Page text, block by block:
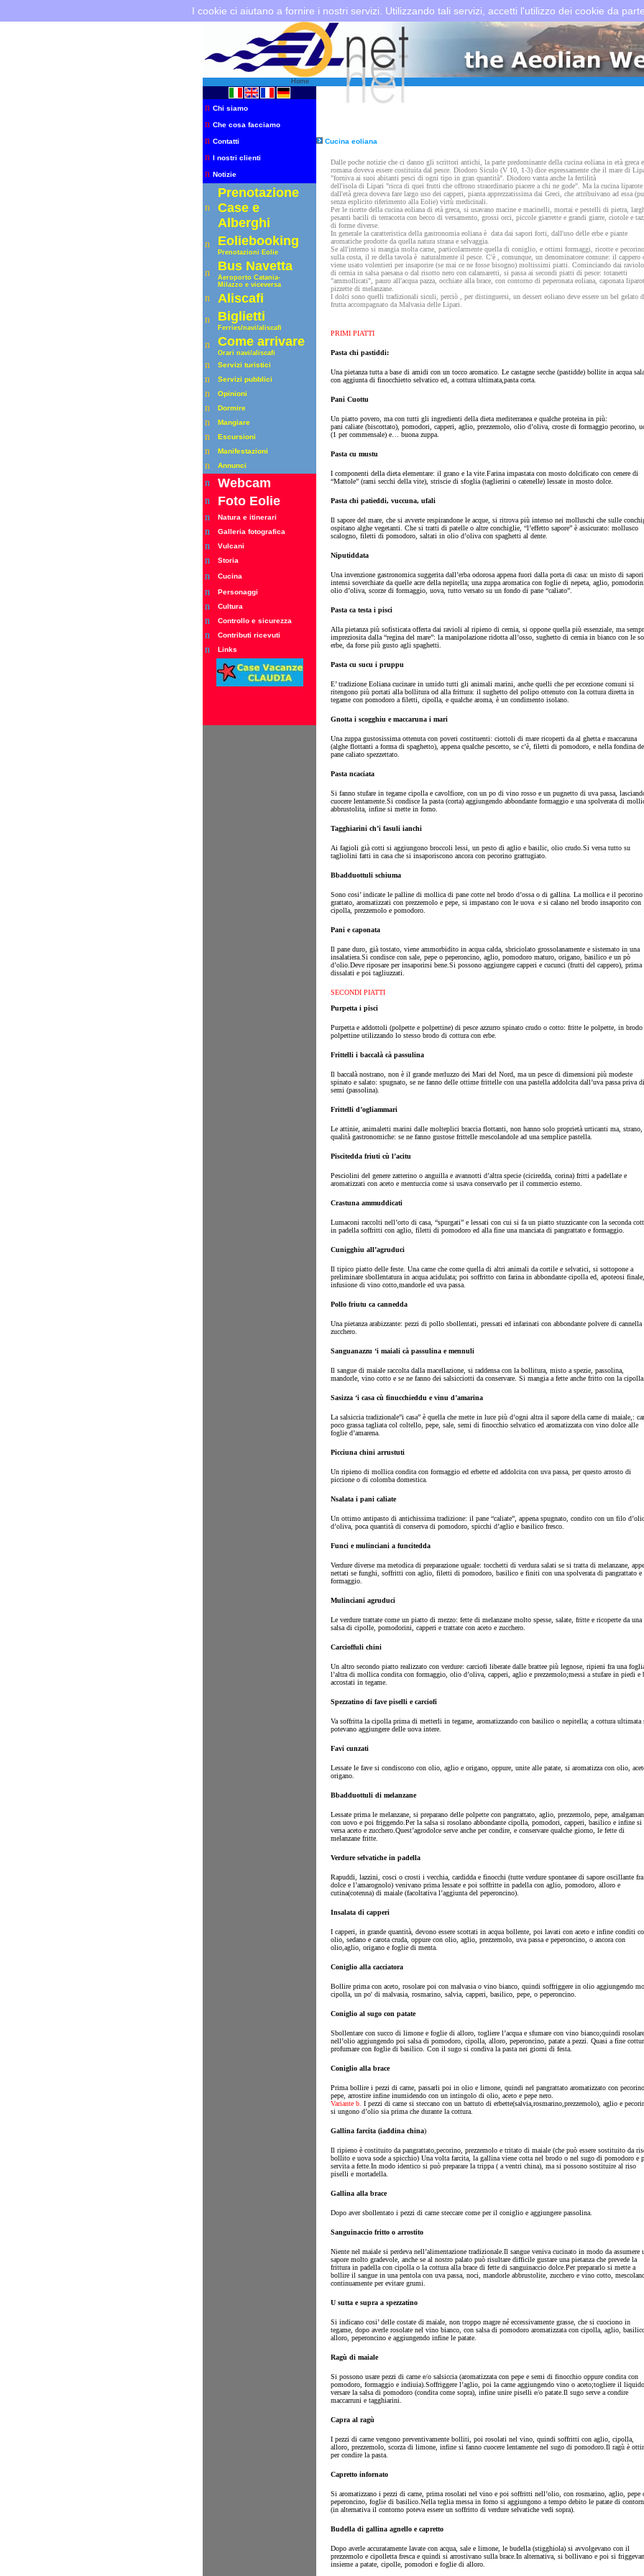
I cookie ci aiutano a fornire i nostri servizi. Utilizzando tali servizi, accetti l'utilizzo dei cookie da
Home
n Chi siamo
n Che cosa facciamo
n Contatti
n I nostri clienti
n Notizie
n
Prenotazione
Case e
Alberghi
n Eoliebooking
Prenotazioni Eolie
n Bus Navetta
Aeroporto Catania-
Milazzo e viceversa
n Aliscafi
n Biglietti
Ferries/navi/aliscafi
n Come arrivare
Orari navi/aliscafi
n Servizi turistici
n Servizi pubblici
n Opinioni
n Dormire
n Mangiare
n Escursioni
n Manifestazioni
n Annunci
n Webcam
n Foto Eolie
n Natura e itinerari
n Galleria fotografica
n Vulcani
n Storia
n Cucina
n Personaggi
n Cultura
n Controllo e sicurezza
n Contributi ricevuti
n Links
Cucina eoliana
Dalle poche notizie che ci danno gli scrittori antichi, la parte predominante della cucina eoliana in età greca e
romana doveva essere costituita dal pesce. Diodoro Siculo (V 10, 1-3) dice espressamente che il mare di
"forniva ai suoi abitanti pesci di ogni tipo in gran quantità". Diodoro vanta anche la fertilità
dell'isola di Lipari "ricca di quei frutti che offrono straordinario piacere a chi ne gode". Ma la cucina
dall'età greca doveva fare largo uso dei capperi, pianta apprezzatissima dai Greci, che attribuivano ad essa
senza esplicito riferimento alla Eolie) virtù medicinali.
Per le ricette della cucina eoliana di età greca, si usavano macine e macinelli, mortai e pestelli di pietra,
pesanti bacili di terracotta con becco di versamento, grossi orci, piccole giarrette e grandi giarre, ciotole e
di forme diverse.
In generale la caratteristica della gastronomia eoliana è data dai sapori forti, dall'uso delle erbe e piante
aromatiche prodotte da quella natura strana e selvaggia.
Se all'interno si mangia molta carne, particolarmente quella di coniglio, e ottimi formaggi, ricotte e pecorino,
sulla costa, il re della tavola è naturalmente il pesce. C'è , comunque, un denominatore comune: il cappero
viene usato volentieri per insaporire (se mai ce ne fosse bisogno) moltissimi piatti. Cominciando dai
di cernia in salsa paesana o dal risotto nero con calamaretti, si passa ai secondi piatti di pesce: totanetti
"ammollicati", pauro all'acqua pazza, occhiate alla brace, con contorno di peperonata eoliana, caponata
pizzette di melanzane.
I dolci sono quelli tradizionali siculi, perciò , per distinguersi, un dessert eoliano deve essere un bel gelato
frutta accompagnato da Malvasia delle Lipari.
PRIMI PIATTI
Pasta chi pastiddi:
Una pietanza tutta a base di amidi con un tocco aromatico. Le castagne secche (pastidde) bollite in acqua
con aggiunta di finocchietto selvatico ed, a cottura ultimata,pasta corta.
Pani Cuottu
Un piatto povero, ma con tutti gli ingredienti della dieta mediterranea e qualche proteina in più:
pani caliate (biscottato), pomodori, capperi, aglio, prezzemolo, olio d’oliva, croste di formaggio pecorino,
(1 per commensale) e… buona zuppa.
Pasta cu mustu
I componenti della dieta elementare: il grano e la vite.Farina impastata con mosto dolcificato con cenere di
“Mattole” (rami secchi della vite), striscie di sfoglia (taglierini o catenelle) lessate in mosto dolce.
Pasta chi patieddi, vuccuna, ufali
Il sapore del mare, che si avverte respirandone le acque, si ritrova più intenso nei molluschi che sulle
ospitano alghe vegetanti. Che si tratti di patelle o altre conchiglie, “l’effetto sapore” è assicurato: mollusco
scalogno, filetti di pomodoro, saltati in olio d’oliva con spaghetti al dente.
Niputiddata
Una invenzione gastronomica suggerita dall’erba odorosa appena fuori dalla porta di casa: un misto di sapori
intensi soverchiate da quelle acre della nepitella; una zuppa aromatica con foglie di nepeta, aglio, pomodorini,
olio d’oliva, scorze di formaggio, uova, tutto versato su un fondo di pane “caliato”.
Pasta ca testa i pisci
Alla pietanza più sofisticata offerta dai ravioli al ripieno di cernia, si oppone quella più essenziale, ma
impreziosita dalla “regina del mare”: la manipolazione ridotta all’osso, sughetto di cernia in bianco con le
erbe, da forse più gusto agli spaghetti.
Pasta cu sucu i pruppu
E’ tradizione Eoliana cucinare in umido tutti gli animali marini, anche quelli che per eccezione comuni si
ritengono più portati alla bollitura od alla frittura: il sughetto del polipo ottenuto con la cottura diretta in
tegame con pomodoro a filetti, cipolla, e qualche aroma, è un condimento isolano.
Gnotta i scogghiu e maccaruna i mari
Una zuppa gustosissima ottenuta con poveri costituenti: ciottoli di mare ricoperti da al ghetta e maccaruna
(alghe flottanti a forma di spaghetto), appena qualche pescetto, se c’è, filetti di pomodoro, e nella fondina
pane caliato spezzettato.
Pasta ncaciata
Si fanno stufare in tegame cipolla e cavolfiore, con un po di vino rosso e un pugnetto di uva passa,
cuocere lentamente.Si condisce la pasta (corta) aggiungendo abbondante formaggio e una spolverata di
abbrustolita, infine si mette in forno.
Tagghiarini ch’i fasuli ianchi
Ai fagioli già cotti si aggiungono broccoli lessi, un pesto di aglio e basilic, olio crudo.Si versa tutto su
tagliolini fatti in casa che si insaporiscono ancora con pecorino grattugiato.
Bbadduottuli schiuma
Sono cosi’ indicate le palline di mollica di pane cotte nel brodo d’ossa o di gallina. La mollica e il pecorino
grattato, aromatizzati con prezzemolo e pepe, si impastano con le uova e si calano nel brodo insaporito con
cipolla, prezzemolo e pomodoro.
Pani e caponata
Il pane duro, già tostato, viene ammorbidito in acqua calda, sbriciolato grossolanamente e sistemato in una
insalatiera.Si condisce con sale, pepe o peperoncino, aglio, pomodoro maturo, origano, basilico e un pò
d’olio.Deve riposare per insaporirsi bene.Si possono aggiungere capperi e cucunci (frutti del cappero), prima
dissalati e poi tagliuzzati.
SECONDI PIATTI
Purpetta i pisci
Purpetta e addottoli (polpette e polpettine) di pesce azzurro spinato crudo o cotto: fritte le polpette, in brodo
polpettine utilizzando lo stesso brodo di cottura con erbe.
Frittelli i baccalà cà passulina
Il baccalà nostrano, non è il grande merluzzo dei Mari del Nord, ma un pesce di dimensioni più modeste
spinato e salato: spugnato, se ne fanno delle ottime frittelle con una pastella addolcita dall’uva passa priva di
semi (passolina).
Frittelli d’ogliammari
Le attinie, animaletti marini dalle molteplici braccia flottanti, non hanno solo proprietà urticanti ma, strano,
qualità gastronomiche: se ne fanno gustose frittelle mescolandole ad una semplice pastella.
Piscitedda friuti cù l’acitu
Pesciolini del genere zatterino o anguilla e avannotti d’altra specie (ciciredda, corina) fritti a padellate e
aromatizzati con aceto e mentuccia come si usava conservarlo per il commercio esterno.
Crastuna ammuddicati
Lumaconi raccolti nell’orto di casa, “spurgati” e lessati con cui si fa un piatto stuzzicante con la seconda
in padella soffritti con aglio, filetti di pomodoro ed alla fine una manciata di pangrattato e formaggio.
Cunigghiu all’agruduci
Il tipico piatto delle feste. Una carne che come quella di altri animali da cortile e selvatici, si sottopone a
preliminare sbollentatura in acqua acidulata; poi soffritto con farina in abbondante cipolla ed, apoteosi
infusione di vino cotto,mandorle ed uva passa.
Pollo friutu ca cannedda
Una pietanza arabizzante: pezzi di pollo sbollentati, pressati ed infarinati con abbondante polvere di cannella
zucchero.
Sanguanazzu ‘i maiali cà passulina e mennuli
Il sangue di maiale raccolta dalla macellazione, si raddensa con la bollitura, misto a spezie, passolina,
mandorle, vino cotto e se ne fanno dei salsicciotti da conservare. Si mangia a fette anche fritto con la cipolla.
Sasizza ‘i casa cù finucchieddu e vinu d’amarina
La salsiccia tradizionale”i casa” è quella che mette in luce più d’ogni altra il sapore della carne di maiale,:
poco grassa tagliata col coltello, pepe, sale, semi di finocchio selvatico ed aromatizzata con vino dolce alle
foglie d’amarena.
Picciuna chini arrustuti
Un ripieno di mollica condita con formaggio ed erbette ed addolcita con uva passa, per questo arrosto di
piccione o di colomba domestica.
Nsalata i pani caliate
Un ottimo antipasto di antichissima tradizione: il pane “caliate”, appena spugnato, condito con un filo
d’oliva, poca quantità di conserva di pomodoro, spicchi d’aglio e basilico fresco.
Funci e mulinciani a funcitedda
Verdure diverse ma metodica di preparazione uguale: tocchetti di verdura salati se si tratta di melanzane,
nettati se funghi, soffritti con aglio, filetti di pomodoro, basilico e finiti con una spolverata di pangrattato e
formaggio.
Mulinciani agruduci
Le verdure trattate come un piatto di mezzo: fette di melanzane molto spesse, salate, fritte e ricoperte da una
salsa di cipolle, pomodorini, capperi e trattate con aceto e zucchero.
Carcioffuli chini
Un altro secondo piatto realizzato con verdure: carciofi liberate dalle brattee più legnose, ripieni fra una
l’altra di mollica condita con formaggio, olio d’oliva, capperi, aglio e prezzemolo;messi a stufare in piedi e
accostati in tegame.
Spezzatino di fave piselli e carciofi
Va soffritta la cipolla prima di metterli in tegame, aromatizzando con basilico o nepitella; a cottura ultimata
potevano aggiungere delle uova intere.
Favi cunzati
Lessate le fave si condiscono con olio, aglio e origano, oppure, unite alle patate, si aromatizza con olio,
origano.
Bbadduottuli di melanzane
Lessate prima le melanzane, si preparano delle polpette con pangrattato, aglio, prezzemolo, pepe,
con uovo e poi friggendo.Per la salsa si rosolano abbondante cipolla, pomodori, capperi, basilico e infine si
versa aceto e zucchero.Quest’agrodolce serve anche per condire, e conservare qualche giorno, le fette di
melanzane fritte.
Verdure selvatiche in padella
Rapuddi, lazzini, cosci o crosti i vecchia, cardidda e finocchi (tutte verdure spontanee di sapore oscillante
dolce e l’amarognolo) venivano prima lessate e poi soffritte in padella con aglio, pomodoro, alloro e
cutina(cotenna) di maiale (facoltativa l’aggiunta del peperoncino).
Insalata di capperi
I capperi, in grande quantità, devono essere scottati in acqua bollente, poi lavati con aceto e infine conditi
olio, sedano e carota cruda, oppure con olio, aglio, prezzemolo, uva passa e peperoncino, o ancora con
olio,aglio, origano e foglie di menta.
Coniglio alla cacciatora
Bollire prima con aceto, rosolare poi con malvasia o vino bianco, quindi soffriggere in olio aggiungendo
cipolla, un po' di malvasia, rosmarino, salvia, capperi, basilico, pepe, o peperoncino.
Coniglio al sugo con patate
Sbollentare con succo di limone e foglie di alloro, togliere l’acqua e sfumare con vino bianco;quindi rosolare
nell’olio aggiungendo poi salsa di pomodoro, cipolla, alloro, peperoncino, patate a pezzi. Quasi a fine
profumare con foglie di basilico. Con il sugo si condiva la pasta nei giorni di festa.
Coniglio alla brace
Prima bollire i pezzi di carne, passarli poi in olio e limone, quindi nel pangrattato aromatizzato con
pepe, arrostire infine inumidendo con un intingolo di olio, aceto e pepe nero.
Variante b. I pezzi di carne si steccano con un battuto di erbette(salvia,rosmarino,prezzemolo), aglio e
si ungono d’olio sia prima che durante la cottura.
Gallina farcita (iaddina china)
Il ripieno è costituito da pangrattato,pecorino, prezzemolo e tritato di maiale (che può essere sostituito da
bollito e uova sode a spicchio) Una volta farcita, la gallina viene cotta nel brodo o nel sugo di pomodoro e
servita a fette.In modo identico si può preparare la trippa ( a ventri china), ma si possono sostituire al riso
piselli e mortadella.
Gallina alla brace
Dopo aver sbollentato i pezzi di carne steccare come per il coniglio e aggiungere passolina.
Sanguinaccio fritto o arrostito
Niente nel maiale si perdeva nell’alimentazione tradizionale.Il sangue veniva cucinato in modo da assumere
sapore molto gradevole, anche se al nostro palato può risultare difficile gustare una pietanza che prevede la
frittura in padella con cipolla o la cottura alla brace di fette di sanguinaccio dolce.Per prepararlo si mette a
bollire il sangue in una pentola con uva passa, noci, mandorle abbrustolite, zucchero e vino cotto,
continuamente per evitare grumi.
U sutta e supra a spezzatino
Si indicano cosi’ delle costate di maiale, non troppo magre né eccessivamente grasse, che si cuociono in
tegame, dopo averle rosolate nel vino bianco, con salsa di pomodoro aromatizzata con cipolla, aglio,
alloro, peperoncino e aggiungendo infine le patate.
Ragù di maiale
Si possono usare pezzi di carne e/o salsiccia (aromatizzata con pepe e semi di finocchio oppure condita con
pomodoro, formaggio e indiuia).Soffriggere l’aglio, poi la carne aggiungendo vino o aceto;togliere il liquido,
versare la salsa di pomodoro (condita come sopra), infine unire piselli e/o patate.Il sugo serve a condire
maccarruni e tagghiarini.
Capra al ragù
I pezzi di carne vengono preventivamente bolliti, poi rosolati nel vino, quindi soffritti con aglio, cipolla,
alloro, prezzemolo, scorza di limone, infine si fanno cuocere lentamente nel sugo di pomodoro.Il ragù è
per condire la pasta.
Capretto infornato
Si aromatizzano i pezzi di carne, prima rosolati nel vino e poi soffritti nell’olio, con rosmarino, aglio, pepe
peperoncino, foglie di basilico.Nella teglia messa in forno si aggiungono a tempo debito le patate di
(in alternativa il contorno poteva essere un soffritto di verdure selvatiche vedi sopra).
Budella di gallina agnello e capretto
Dopo averle accuratamente lavate con acqua, sale e limone, le budella (stigghiola) si avvolgevano con il
prezzemolo e cipolletta fresca e quindi si arrostivano sulla brace.In alternativa, si bollivano e poi si
insieme a patate, cipolle, pomodori e foglie di alloro.